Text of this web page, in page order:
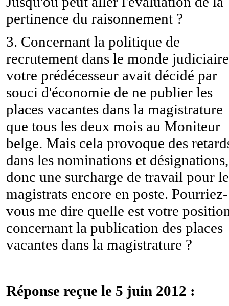
pertinence du raisonnement ?
3. Concernant la politique de
recrutement dans le monde
votre prédécesseur avait décidé par
souci d'économie de ne publier les
places vacantes dans la magistrature
que tous les deux mois au Moniteur
belge. Mais cela provoque des
dans les nominations et
donc une surcharge de travail pour
magistrats encore en poste. Pourriez-
vous me dire quelle est votre
concernant la publication des places
vacantes dans la magistrature ?
Réponse reçue le 5 juin 2012 :